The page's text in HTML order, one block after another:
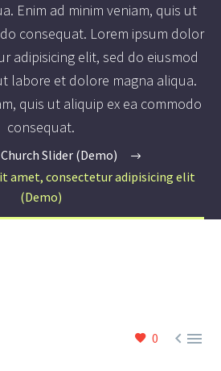
Enim ad minim veniam, quis ut
consequat. Lorem ipsum dolor
adipisicing elit, sed do eiusmod
labore et dolore magna aliqua.
quis ut aliquip ex ea commodo
consequat.
Church Slider (Demo)
amet, consectetur adipisicing elit
(Demo)
0 